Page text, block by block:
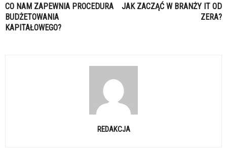
CO NAM ZAPEWNIA PROCEDURA
BUDŻETOWANIA
KAPITAŁOWEGO?
JAK ZACZĄĆ W BRANŻY IT OD
ZERA?
REDAKCJA